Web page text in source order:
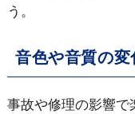
う。
音色や音質の
事故や修理の影響で